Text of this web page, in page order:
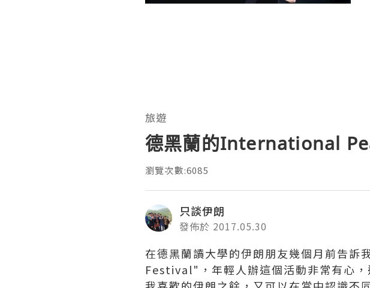
旅遊
德黑蘭的International
瀏覽次數:6085
只談伊朗
發佈於 2017.05.30
在德黑蘭讀大學的伊朗朋友幾個月前告
Festival"，年輕人辦這個活動非常有心